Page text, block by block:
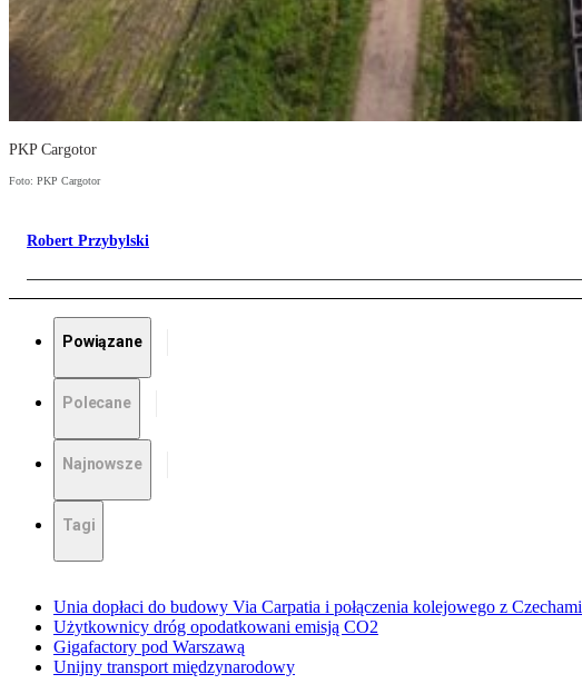
PKP Cargotor
Foto: PKP Cargotor
Robert Przybylski
Powiązane
Polecane
Najnowsze
Tagi
Unia dopłaci do budowy Via Carpatia i połączenia kolejowego z Czechami
Użytkownicy dróg opodatkowani emisją CO2
Gigafactory pod Warszawą
Unijny transport międzynarodowy